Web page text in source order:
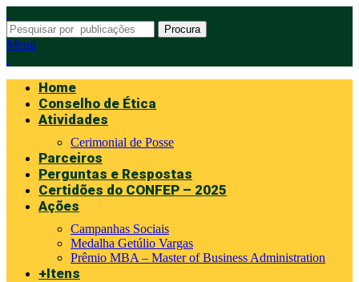
Procura
Menu
Home
Conselho de Ética
Atividades
Cerimonial de Posse
Parceiros
Perguntas e Respostas
Certidões do CONFEP – 2025
Ações
Campanhas Sociais
Medalha Getúlio Vargas
Prêmio MBA – Master of Business Administration
+Itens